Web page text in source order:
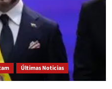
Últimas Noticias